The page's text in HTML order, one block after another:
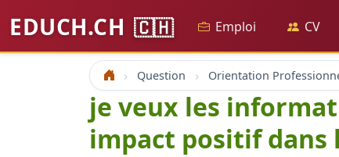
EDUCH.CH 🇨🇭 Emploi CV
Accueil Question Orientation
je veux les
impact positif dans